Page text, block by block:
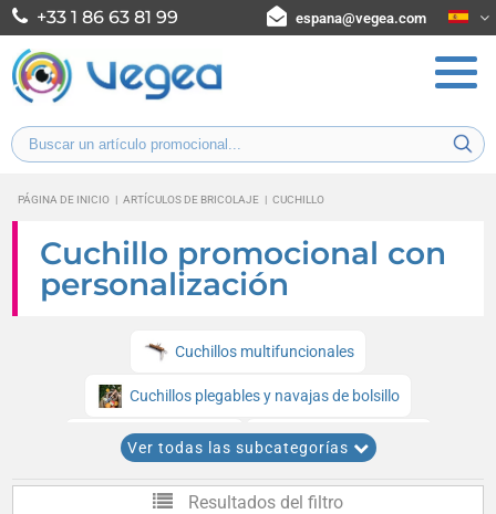
+33 1 86 63 81 99 espana@vegea.com
PÁGINA DE INICIO | ARTÍCULOS DE BRICOLAJE | CUCHILLO
Cuchillo promocional con
personalización
Cuchillos multifuncionales
Cuchillos plegables y navajas de bolsillo
Cuchillos de mesa Cuchillos de cocina
Cuchillos para queso Cuchillos suizos Victorinox
Ver todas las subcategorías
Resultados del filtro